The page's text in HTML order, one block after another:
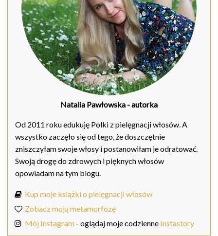
Natalia Pawłowska - autorka
Od 2011 roku edukuję Polki z pielęgnacji włosów. A
wszystko zaczęło się od tego, że doszczętnie
zniszczyłam swoje włosy i postanowiłam je odratować.
Swoją drogę do zdrowych i pięknych włosów
opowiadam na tym blogu.
Kup moje książki o pielęgnacji włosów
Zobacz moją metamorfozę
Mój Instagram - oglądaj moje codzienne Instastory